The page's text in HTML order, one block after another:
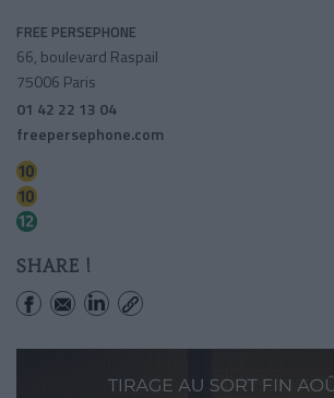
FREE PERSEPHONE
66, boulevard Raspail
75006 Paris
01 42 22 13 04
freepersephone.com
SHARE !